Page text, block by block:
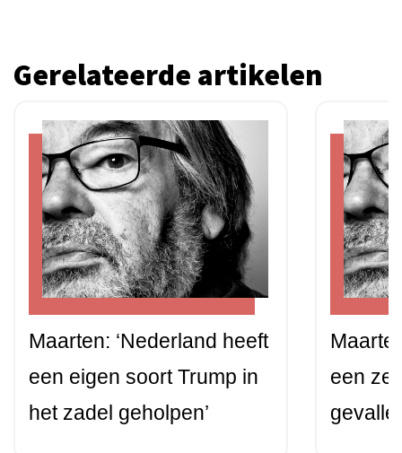
Gerelateerde artikelen
Maarten: ‘Nederland heeft
een eigen soort Trump in
het zadel geholpen’
een